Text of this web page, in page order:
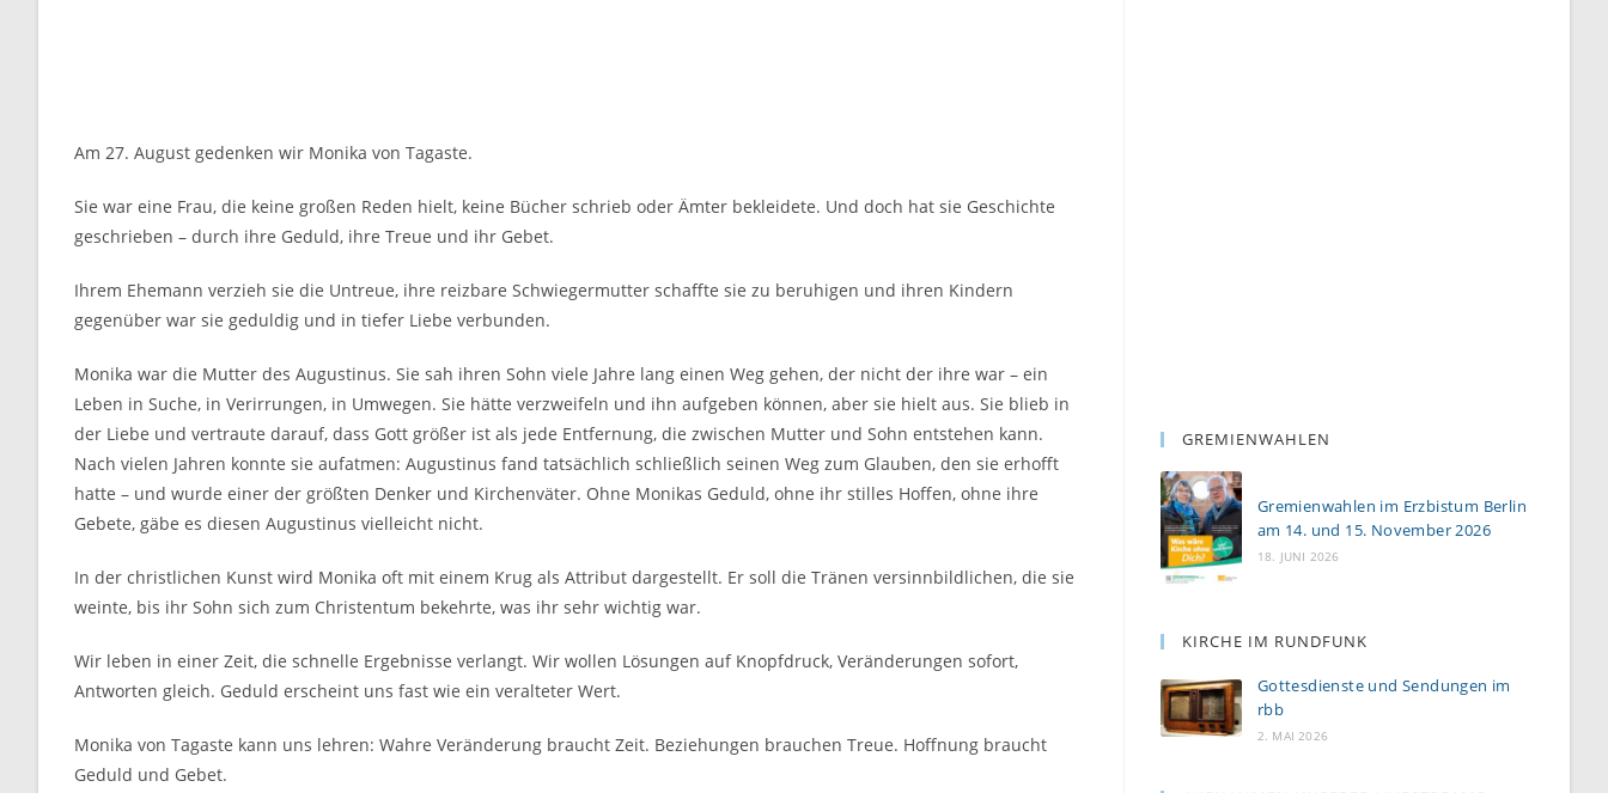
Am 27. August gedenken wir Monika von Tagaste.
Sie war eine Frau, die keine großen Reden hielt, keine Bücher schrieb oder Ämter bekleidete. Und doch hat sie Geschichte
geschrieben – durch ihre Geduld, ihre Treue und ihr Gebet.
Ihrem Ehemann verzieh sie die Untreue, ihre reizbare Schwiegermutter schaffte sie zu beruhigen und ihren Kindern
gegenüber war sie geduldig und in tiefer Liebe verbunden.
Monika war die Mutter des Augustinus. Sie sah ihren Sohn viele Jahre lang einen Weg gehen, der nicht der ihre war – ein
Leben in Suche, in Verirrungen, in Umwegen. Sie hätte verzweifeln und ihn aufgeben können, aber sie hielt aus. Sie blieb in
der Liebe und vertraute darauf, dass Gott größer ist als jede Entfernung, die zwischen Mutter und Sohn entstehen kann.
Nach vielen Jahren konnte sie aufatmen: Augustinus fand tatsächlich schließlich seinen Weg zum Glauben, den sie erhofft
hatte – und wurde einer der größten Denker und Kirchenväter. Ohne Monikas Geduld, ohne ihr stilles Hoffen, ohne ihre
Gebete, gäbe es diesen Augustinus vielleicht nicht.
In der christlichen Kunst wird Monika oft mit einem Krug als Attribut dargestellt. Er soll die Tränen versinnbildlichen, die sie
weinte, bis ihr Sohn sich zum Christentum bekehrte, was ihr sehr wichtig war.
Wir leben in einer Zeit, die schnelle Ergebnisse verlangt. Wir wollen Lösungen auf Knopfdruck, Veränderungen sofort,
Antworten gleich. Geduld erscheint uns fast wie ein veralteter Wert.
Monika von Tagaste kann uns lehren: Wahre Veränderung braucht Zeit. Beziehungen brauchen Treue. Hoffnung braucht
Geduld und Gebet.
GREMIENWAHLEN
Gremienwahlen im Erzbistum Berlin
am 14. und 15. November 2026
18. JUNI 2026
KIRCHE IM RUNDFUNK
Gottesdienste und Sendungen im
rbb
2. MAI 2026